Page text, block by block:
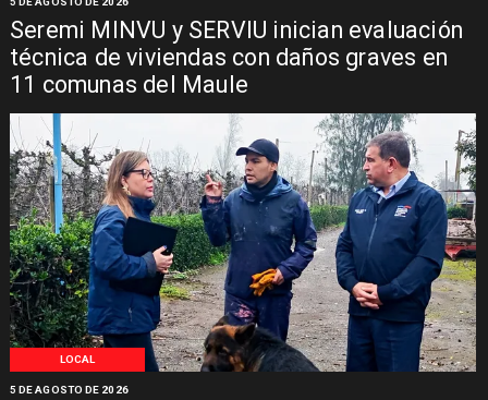
Seremi MINVU y SERVIU inician evaluación
técnica de viviendas con daños graves en
11 comunas del Maule
LOCAL
5 DE AGOSTO DE 2026